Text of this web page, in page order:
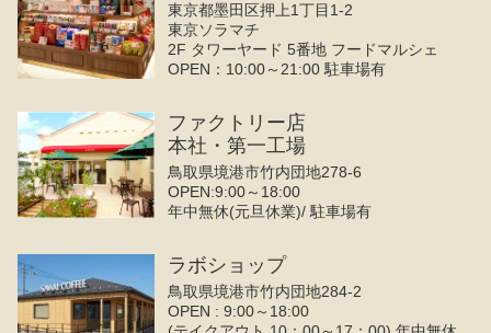
東京都墨田区押上1丁目1-2
東京ソラマチ
2F タワーヤード 5番地 フードマルシェ
OPEN：10:00～21:00 駐車場有
ファクトリー店
本社・第一工場
鳥取県境港市竹内団地278-6
OPEN:9:00～18:00
年中無休(元旦休業)/ 駐車場有
ラボショップ
鳥取県境港市竹内団地284-2
OPEN : 9:00～18:00